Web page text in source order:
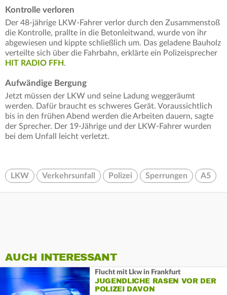
Kontrolle verloren
Der 48-jährige LKW-Fahrer verlor durch den Zusammenstoß
die Kontrolle, prallte in die Betonleitwand, wurde von ihr
abgewiesen und kippte schließlich um. Das geladene Bauholz
verteilte sich über die Fahrbahn, erklärte ein Polizeisprecher
HIT RADIO FFH .
Aufwändige Bergung
Jetzt müssen der LKW und seine Ladung weggeräumt
werden. Dafür braucht es schweres Gerät. Voraussichtlich
bis in den frühen Abend werden die Arbeiten dauern, sagte
der Sprecher. Der 19-Jährige und der LKW-Fahrer wurden
bei dem Unfall leicht verletzt.
LKW Verkehrsunfall Polizei Sperrungen A5
AUCH INTERESSANT
Flucht mit Lkw in Frankfurt
JUGENDLICHE RASEN VOR DER
POLIZEI DAVON